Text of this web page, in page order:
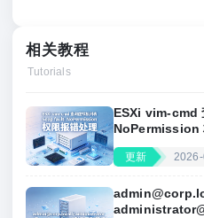
相关教程
Tutorials
ESXi vim‑cmd
NoPermission
更新